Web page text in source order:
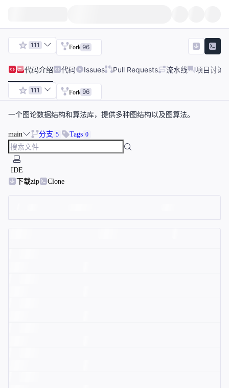
111 Fork 96
代码介绍 代码 Issues Pull Requests 流水线 项目讨论
111 Fork 96
一个图论数据结构和算法库，提供多种图结构以及图算法。
main 分支 5 Tags 0
IDE
下载zip
Clone